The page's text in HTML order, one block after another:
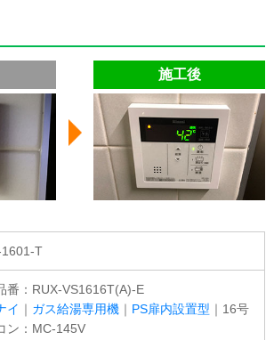
施工後
T
番：RUX-VS1616T(A)-E
イ ｜ ガス給湯専用機 ｜ PS扉内設置型 ｜16号
ン：MC-145V